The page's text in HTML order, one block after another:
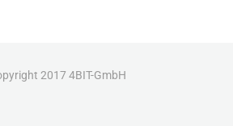
2017 4BIT-GmbH